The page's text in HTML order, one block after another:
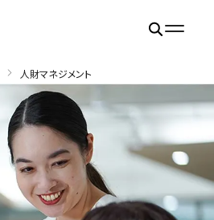
人財マネジメント